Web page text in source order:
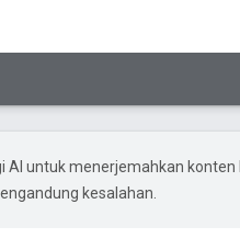
AI untuk menerjemahkan konten
kesalahan.